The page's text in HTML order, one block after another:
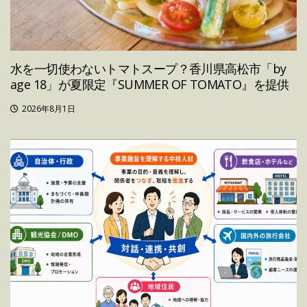
水を一切使わないトマトスープ？香川県高松市「by
age 18」が夏限定『SUMMER OF TOMATO』を提供
2026年8月1日